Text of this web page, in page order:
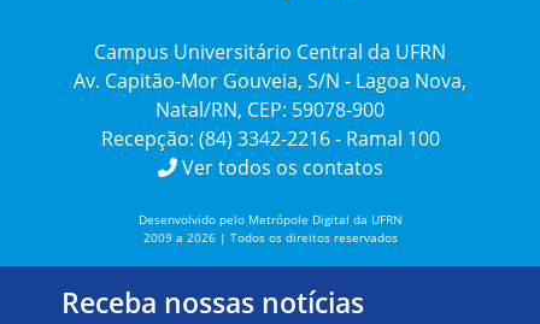
Campus Universitário Central da UFRN
Av. Capitão-Mor Gouveia, S/N - Lagoa Nova,
Natal/RN, CEP: 59078-900
Recepção: (84) 3342-2216 - Ramal 100
Ver todos os contatos
Desenvolvido pelo Metrópole Digital da UFRN
2009 a 2026 | Todos os direitos reservados
Receba nossas notícias